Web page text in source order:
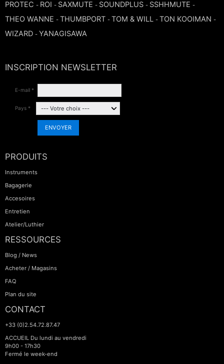
PROTEC - ROI - SAXMUTE - SOUNDPLUS - SSHHMUTE -
THEO WANNE - THUMBPORT - TOM & WILL - TON KOOIMAN -
WIZARD - YANAGISAWA
INSCRIPTION NEWSLETTER
E-mail *
Pays *
ENVOYER
PRODUITS
Instruments
Bagagerie
Accesoires
Entretien
Atelier/Luthier
RESSOURCES
Blog / News
Acheter / Magasins
FAQ
Plan du site
CONTACT
+33 (0)2.54.72.87.47
ACCUEIL Du lundi au vendredi
9h00 - 17h30
Fermé le week-end